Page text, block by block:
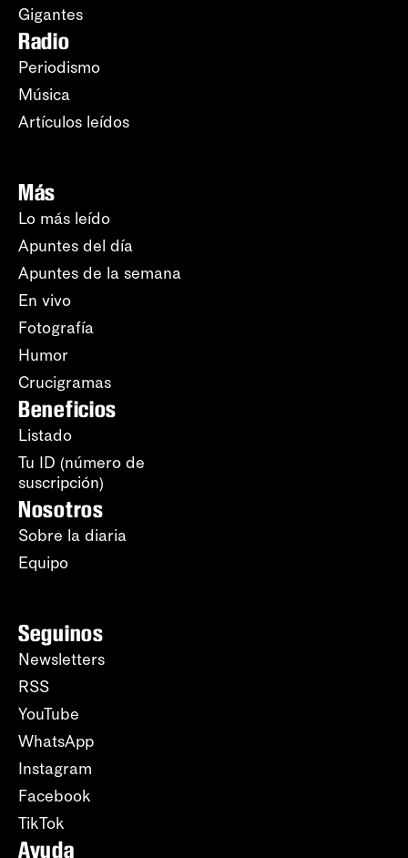
Gigantes
Radio
Periodismo
Música
Artículos leídos
Más
Lo más leído
Apuntes del día
Apuntes de la semana
En vivo
Fotografía
Humor
Crucigramas
Beneficios
Listado
Tu ID (número de
suscripción)
Nosotros
Sobre la diaria
Equipo
Seguinos
Newsletters
RSS
YouTube
WhatsApp
Instagram
Facebook
TikTok
Ayuda